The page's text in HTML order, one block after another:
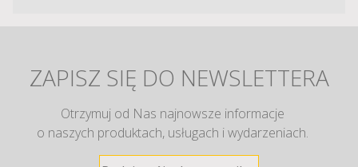
ZAPISZ SIĘ DO NEWSLETTERA
Otrzymuj od Nas najnowsze informacje
o naszych produktach, usługach i wydarzeniach.